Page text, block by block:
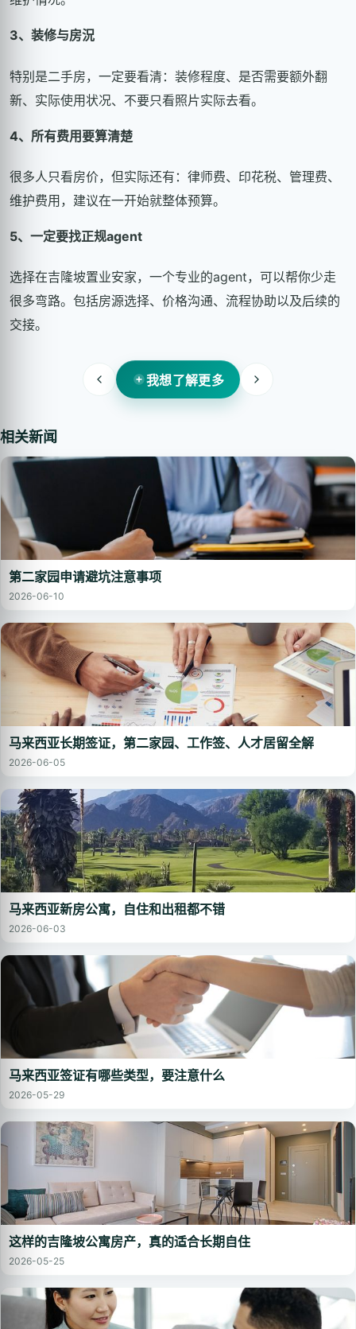
3、装修与房況
特别是二手房，一定要看清：装修程度、是否需要额外翻
新、实际使用状况、不要只看照片实际去看。
4、所有费用要算清楚
很多人只看房价，但实际还有：律师费、印花税、管理费、
维护费用，建议在一开始就整体预算。
5、一定要找正规agent
选择在吉隆坡置业安家，一个专业的agent，可以帮你少走
很多弯路。包括房源选择、价格沟通、流程协助以及后续的
交接。
我想了解更多
相关新闻
第二家园申请避坑注意事项
2026-06-10
马来西亚长期签证，第二家园、工作签、人才居留全解
2026-06-05
马来西亚新房公寓，自住和出租都不错
2026-06-03
马来西亚签证有哪些类型，要注意什么
2026-05-29
这样的吉隆坡公寓房产，真的适合长期自住
2026-05-25